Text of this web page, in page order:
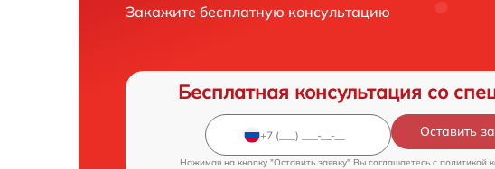
Закажите бесплатную консультацию
Бесплатная консультация со
Оставить
Нажимая на кнопку "Оставить заявку" Вы соглашаетесь c политикой